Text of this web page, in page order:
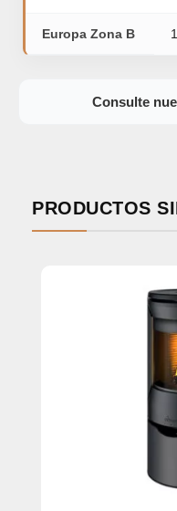
Europa Zona B
Consulte
PRODUCTOS